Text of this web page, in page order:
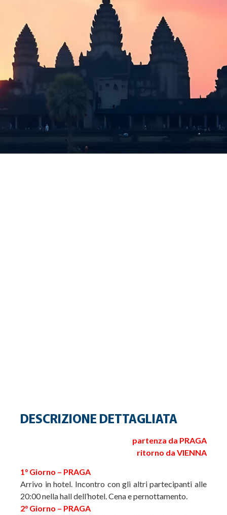
DESCRIZIONE DETTAGLIATA
partenza da PRAGA
ritorno da VIENNA
1° Giorno – PRAGA
Arrivo in hotel. Incontro con gli altri partecipanti alle
20:00 nella hall dell’hotel. Cena e pernottamento.
2° Giorno – PRAGA